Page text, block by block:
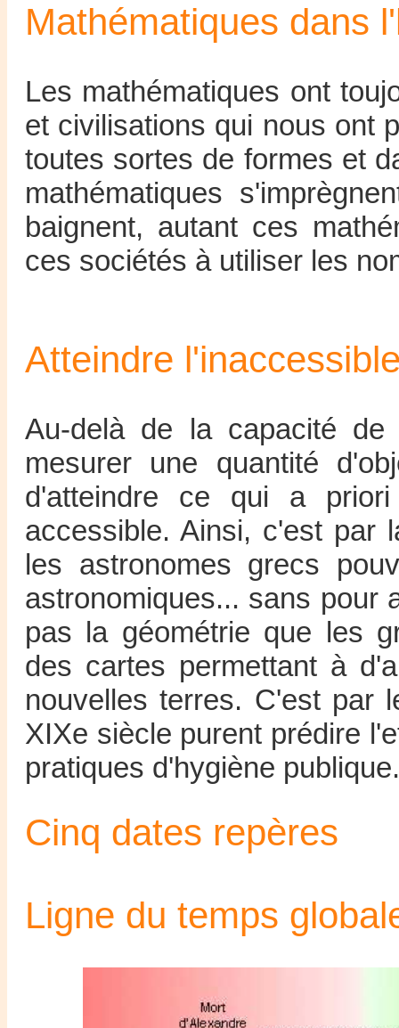
Mathématiques dans
Les mathématiques ont
et civilisations qui nous ont
toutes sortes de formes et
mathématiques
baignent, autant ces
ces sociétés à utiliser les
Atteindre
Au-delà de la capacité
mesurer une quantité
d'atteindre ce qui a
accessible. Ainsi, c'est par
les astronomes grecs
astronomiques... sans pour
pas la géométrie que les
des cartes permettant à
nouvelles terres. C'est par
XIXe siècle purent prédire
pratiques d'hygiène publique.
Cinq dates repères
Ligne du temps